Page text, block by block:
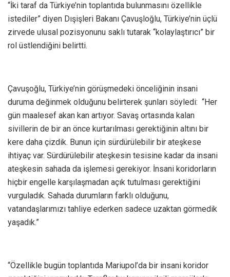
“İki taraf da Türkiye’nin toplantıda bulunmasını özellikle
istediler” diyen Dışişleri Bakanı Çavuşloğlu, Türkiye’nin üçlü
zirvede ulusal pozisyonunu saklı tutarak “kolaylaştırıcı” bir
rol üstlendiğini belirtti.
Çavuşoğlu, Türkiye’nin görüşmedeki önceliğinin insani
duruma değinmek olduğunu belirterek şunları söyledi: “Her
gün maalesef akan kan artıyor. Savaş ortasında kalan
sivillerin de bir an önce kurtarılması gerektiğinin altını bir
kere daha çizdik. Bunun için sürdürülebilir bir ateşkese
ihtiyaç var. Sürdürülebilir ateşkesin tesisine kadar da insani
ateşkesin sahada da işlemesi gerekiyor. İnsani koridorların
hiçbir engelle karşılaşmadan açık tutulması gerektiğini
vurguladık. Sahada durumların farklı olduğunu,
vatandaşlarımızı tahliye ederken sadece uzaktan görmedik
yaşadık.”
“Özellikle bugün toplantıda Mariupol’da bir insani koridor